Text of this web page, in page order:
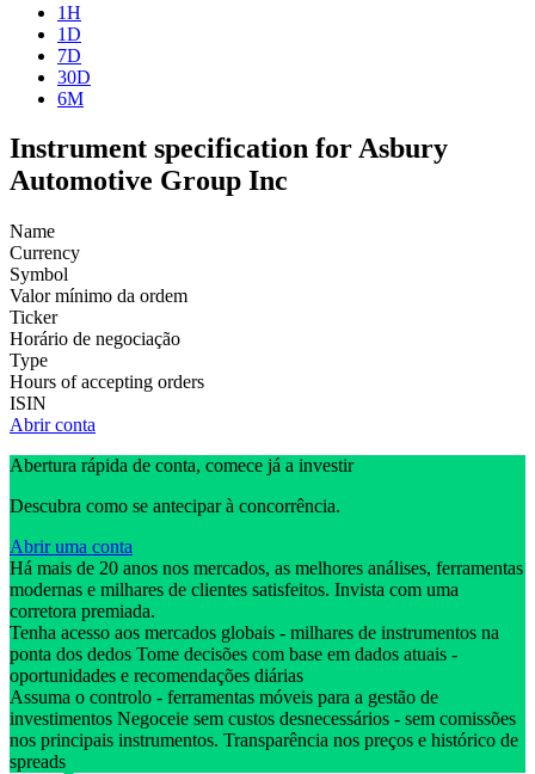
1H
1D
7D
30D
6M
Instrument specification for Asbury
Automotive Group Inc
Name
Currency
Symbol
Valor mínimo da ordem
Ticker
Horário de negociação
Type
Hours of accepting orders
ISIN
Abrir conta
Abertura rápida de conta, comece já a investir
Descubra como se antecipar à concorrência.
Abrir uma conta
Há mais de 20 anos nos mercados, as melhores análises, ferramentas
modernas e milhares de clientes satisfeitos. Invista com uma
corretora premiada.
Tenha acesso aos mercados globais - milhares de instrumentos na
ponta dos dedos Tome decisões com base em dados atuais -
oportunidades e recomendações diárias
Assuma o controlo - ferramentas móveis para a gestão de
investimentos Negoceie sem custos desnecessários - sem comissões
nos principais instrumentos. Transparência nos preços e histórico de
spreads